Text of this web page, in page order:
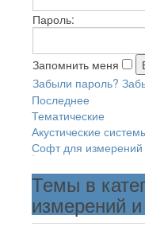
Пароль:
Запомнить меня
Забыли пароль?
Последнее
Тематические
Акустические
Софт для
Темы в
измерений